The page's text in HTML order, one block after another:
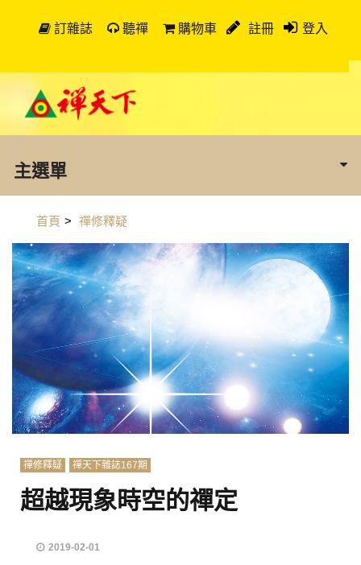
訂雜誌 聽禪 購物車 註冊 登入
主選單
首頁 > 禪修釋疑
禪修釋疑 禪天下雜誌167期
超越現象時空的禪定
2019-02-01